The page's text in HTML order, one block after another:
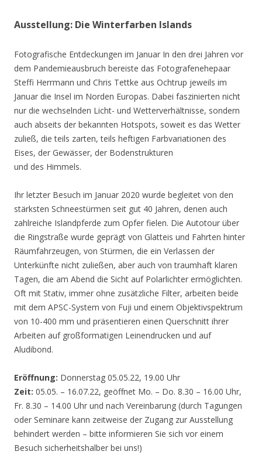
Ausstellung: Die Winterfarben Islands
Fotografische Entdeckungen im Januar In den drei Jahren vor
dem Pandemieausbruch bereiste das Fotografenehepaar
Steffi Herrmann und Chris Tettke aus Ochtrup jeweils im
Januar die Insel im Norden Europas. Dabei faszinierten nicht
nur die wechselnden Licht- und Wetterverhältnisse, sondern
auch abseits der bekannten Hotspots, soweit es das Wetter
zuließ, die teils zarten, teils heftigen Farbvariationen des
Eises, der Gewässer, der Bodenstrukturen
und des Himmels.
Ihr letzter Besuch im Januar 2020 wurde begleitet von den
stärksten Schneestürmen seit gut 40 Jahren, denen auch
zahlreiche Islandpferde zum Opfer fielen. Die Autotour über
die Ringstraße wurde geprägt von Glatteis und Fahrten hinter
Räumfahrzeugen, von Stürmen, die ein Verlassen der
Unterkünfte nicht zuließen, aber auch von traumhaft klaren
Tagen, die am Abend die Sicht auf Polarlichter ermöglichten.
Oft mit Stativ, immer ohne zusätzliche Filter, arbeiten beide
mit dem APSC-System von Fuji und einem Objektivspektrum
von 10-400 mm und präsentieren einen Querschnitt ihrer
Arbeiten auf großformatigen Leinendrucken und auf
Aludibond.
Eröffnung: Donnerstag 05.05.22, 19.00 Uhr
Zeit: 05.05. – 16.07.22, geöffnet Mo. – Do. 8.30 – 16.00 Uhr,
Fr. 8.30 – 14.00 Uhr und nach Vereinbarung (durch Tagungen
oder Seminare kann zeitweise der Zugang zur Ausstellung
behindert werden – bitte informieren Sie sich vor einem
Besuch sicherheitshalber bei uns!)